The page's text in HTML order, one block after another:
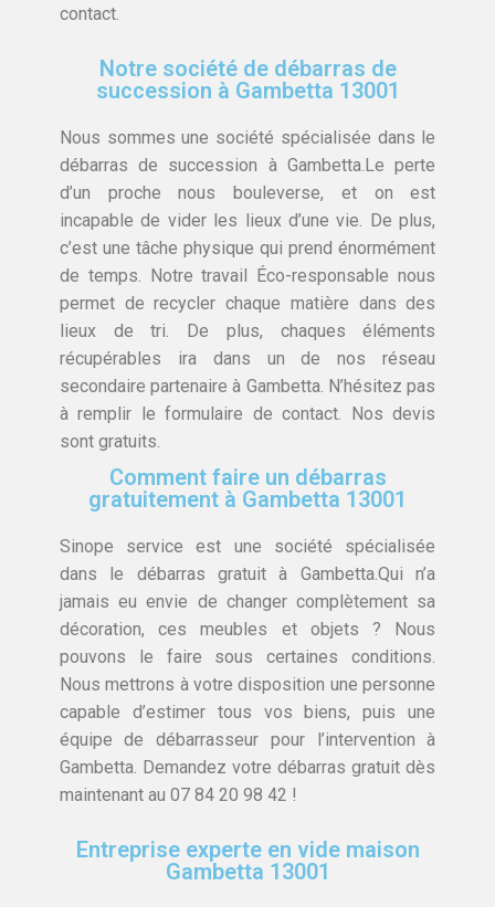
contact.
Notre société de débarras de
succession à Gambetta 13001
Nous sommes une société spécialisée dans le
débarras de succession à Gambetta.Le perte
d’un proche nous bouleverse, et on est
incapable de vider les lieux d’une vie. De plus,
c’est une tâche physique qui prend énormément
de temps. Notre travail Éco-responsable nous
permet de recycler chaque matière dans des
lieux de tri. De plus, chaques éléments
récupérables ira dans un de nos réseau
secondaire partenaire à Gambetta. N’hésitez pas
à remplir le formulaire de contact. Nos devis
sont gratuits.
Comment faire un débarras
gratuitement à Gambetta 13001
Sinope service est une société spécialisée
dans le débarras gratuit à Gambetta.Qui n’a
jamais eu envie de changer complètement sa
décoration, ces meubles et objets ? Nous
pouvons le faire sous certaines conditions.
Nous mettrons à votre disposition une personne
capable d’estimer tous vos biens, puis une
équipe de débarrasseur pour l’intervention à
Gambetta. Demandez votre débarras gratuit dès
maintenant au 07 84 20 98 42 !
Entreprise experte en vide maison
Gambetta 13001